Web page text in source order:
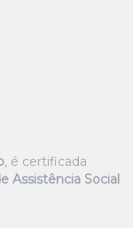
, é certificada
Assistência Social